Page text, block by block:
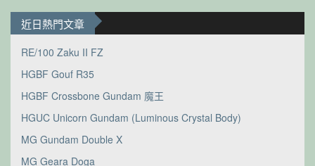
近日熱門文章
RE/100 Zaku II FZ
HGBF Gouf R35
HGBF Crossbone Gundam 魔王
HGUC Unicorn Gundam (Luminous Crystal Body)
MG Gundam Double X
MG Geara Doga